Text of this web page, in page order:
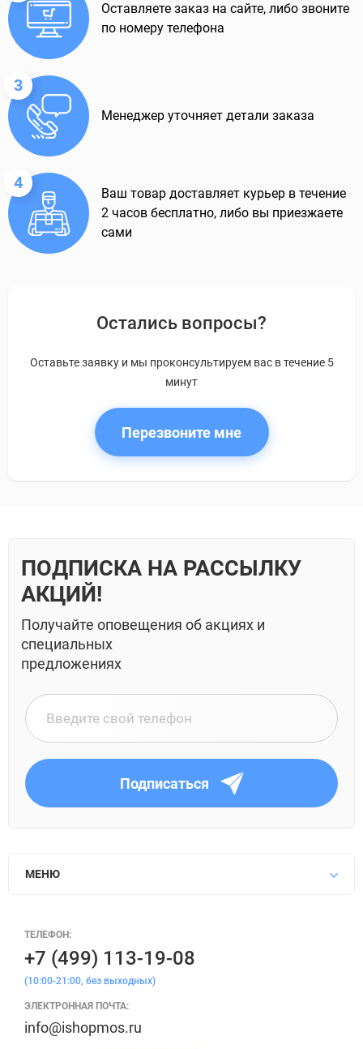
Оставляете заказ на сайте, либо звоните
по номеру телефона
3
Менеджер уточняет детали заказа
4
Ваш товар доставляет курьер в течение
2 часов бесплатно, либо вы приезжаете
сами
Остались вопросы?
Оставьте заявку и мы проконсультируем вас в течение 5
минут
Перезвоните мне
ПОДПИСКА НА РАССЫЛКУ
АКЦИЙ!
Получайте оповещения об акциях и
специальных
предложениях
Подписаться
МЕНЮ
ТЕЛЕФОН:
+7 (499) 113-19-08
(10:00-21:00, без выходных)
ЭЛЕКТРОННАЯ ПОЧТА:
info@ishopmos.ru